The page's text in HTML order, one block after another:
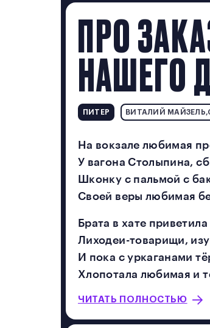
ПРО
НАШЕГО
ПИТЕР ВИТАЛИЙ
На вокзале любимая
У вагона Столыпина,
Шконку с пальмой с
Своей веры любимая
Брата в хате
Лиходеи-товарищи,
И пока с уркаганами
Хлопотала любимая и
ЧИТАТЬ ПОЛНОСТЬЮ